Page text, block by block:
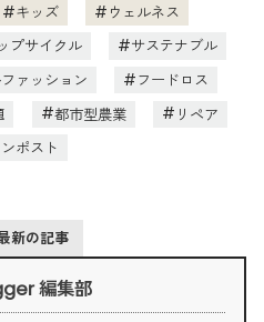
キッズ
ウェルネス
プサイクル
サステナブル
ァッション
フードロス
都市型農業
リペア
ポスト
新の記事
編集部